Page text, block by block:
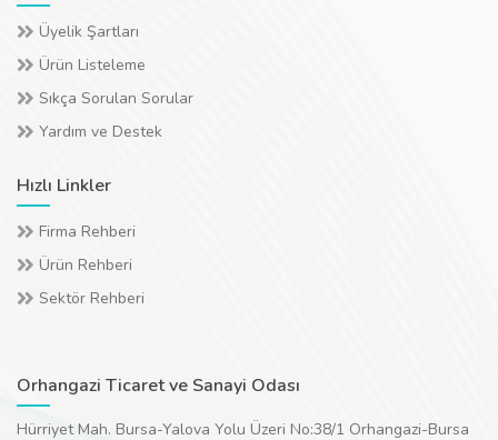
Üyelik Şartları
Ürün Listeleme
Sıkça Sorulan Sorular
Yardım ve Destek
Hızlı Linkler
Firma Rehberi
Ürün Rehberi
Sektör Rehberi
Orhangazi Ticaret ve Sanayi Odası
Hürriyet Mah. Bursa-Yalova Yolu Üzeri No:38/1 Orhangazi-Bursa